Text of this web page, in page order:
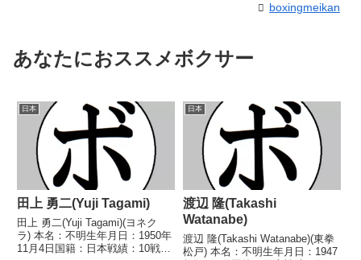
boxingmeikan
あなたにおススメボクサー
日本
田上 勇二(Yuji Tagami)
田上 勇二(Yuji Tagami)(ヨネク
ラ) 本名：不明生年月日：1950年
11月4日国籍：日本戦績：10戦4
日本
渡辺 隆(Takashi
Watanabe)
渡辺 隆(Takashi Watanabe)(東拳
松戸) 本名：不明生年月日：1947